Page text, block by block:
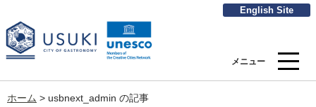
English Site
メニュー
ホーム > usbnext_admin の記事